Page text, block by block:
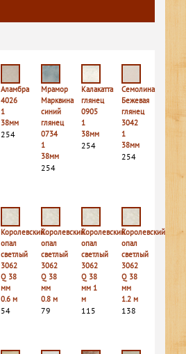
Аламбра
4026
1
38мм
254
Мрамор
Марквина
синий
глянец
0734
1
38мм
254
Калакатта
глянец
0905
1
38мм
254
Семолина
Бежевая
глянец
3042
1
38мм
254
Королевский
опал
светлый
3062
Q 38
мм
0.6 м
54
Королевский
опал
светлый
3062
Q 38
мм
0.8 м
79
Королевский
опал
светлый
3062
Q 38
мм 1
м
115
Королевский
опал
светлый
3062
Q 38
мм
1.2 м
138